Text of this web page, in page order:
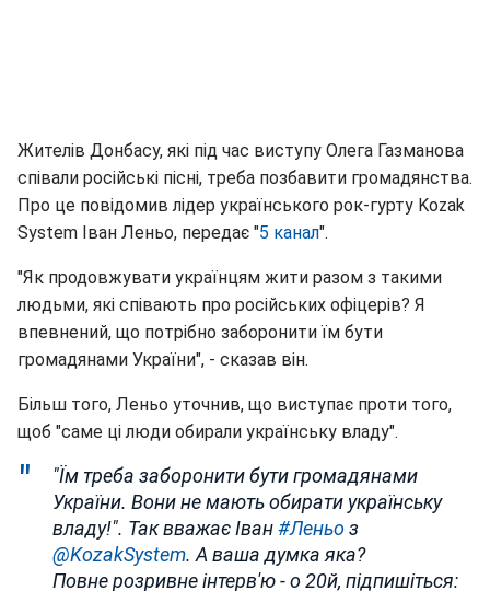
Жителів Донбасу, які під час виступу Олега Газманова
співали російські пісні, треба позбавити громадянства.
Про це повідомив лідер українського рок-гурту Kozak
System Іван Леньо, передає "5 канал".
"Як продовжувати українцям жити разом з такими
людьми, які співають про російських офіцерів? Я
впевнений, що потрібно заборонити їм бути
громадянами України", - сказав він.
Більш того, Леньо уточнив, що виступає проти того,
щоб "саме ці люди обирали українську владу".
"Їм треба заборонити бути громадянами
України. Вони не мають обирати українську
владу!". Так вважає Іван#Леньоз
@KozakSystem. А ваша думка яка?
Повне розривне інтерв'ю - о 20й, підпишіться: